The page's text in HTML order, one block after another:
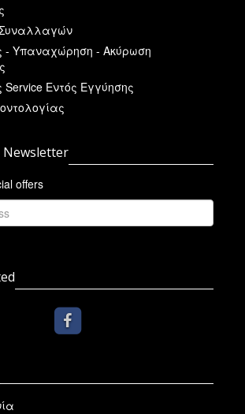
- Υπαναχώρηση - Ακύρωση
Εντός Εγγύησης
Newsletter
offers